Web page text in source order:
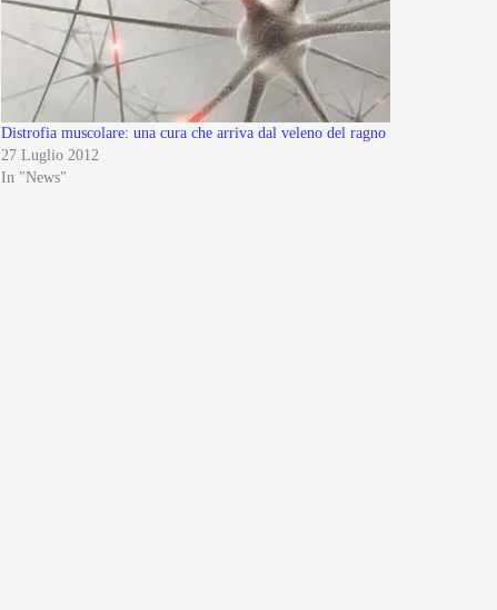
Distrofia muscolare: una cura che arriva dal veleno del ragno
27 Luglio 2012
In "News"